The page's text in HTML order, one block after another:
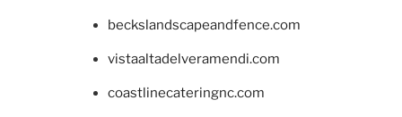
beckslandscapeandfence.com
vistaaltadelveramendi.com
coastlinecateringnc.com